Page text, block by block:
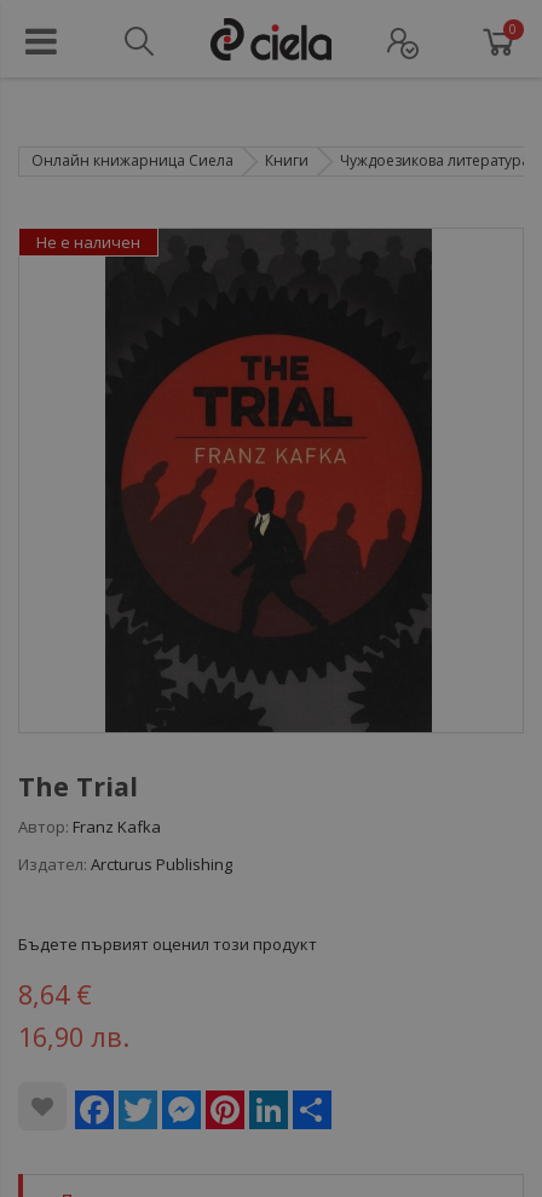
0
Онлайн книжарница Сиела Книги Чуждоезикова литература
The Trial
Автор: Franz Kafka
Издател: Arcturus Publishing
Бъдете първият оценил този продукт
8,64 €
16,90 лв.
Facebook
Twitter MessengerPinterestLinkedIn
Не е наличен